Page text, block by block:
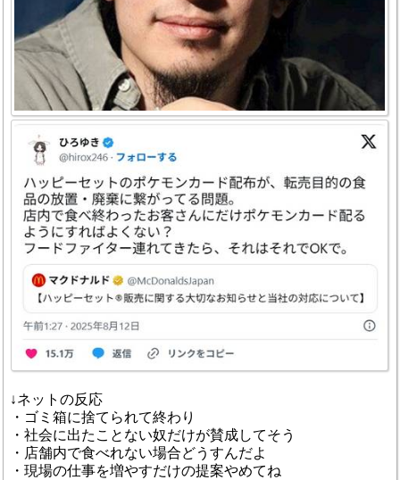
↓ネットの反応
・ゴミ箱に捨てられて終わり
・社会に出たことない奴だけが賛成してそう
・店舗内で食べれない場合どうすんだよ
・現場の仕事を増やすだけの提案やめてね